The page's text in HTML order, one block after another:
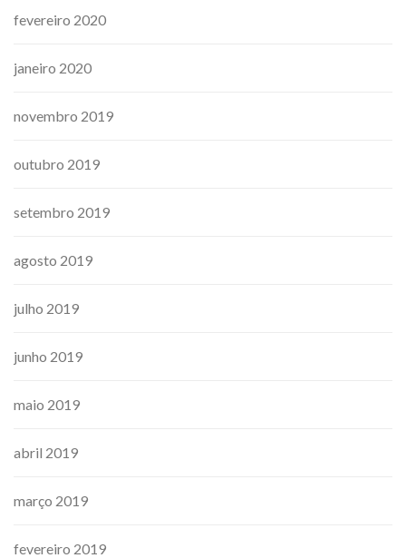
fevereiro 2020
janeiro 2020
novembro 2019
outubro 2019
setembro 2019
agosto 2019
julho 2019
junho 2019
maio 2019
abril 2019
março 2019
fevereiro 2019